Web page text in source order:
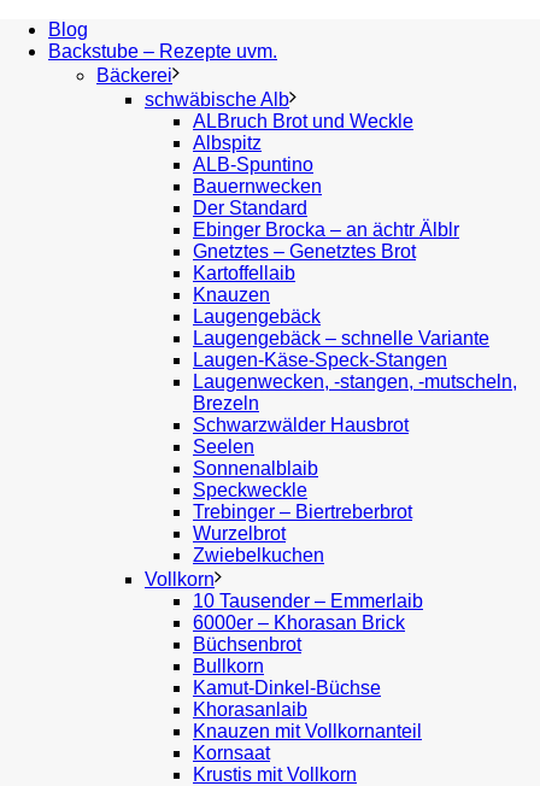
Blog
Backstube – Rezepte uvm.
Bäckerei
schwäbische Alb
ALBruch Brot und Weckle
Albspitz
ALB-Spuntino
Bauernwecken
Der Standard
Ebinger Brocka – an ächtr Älblr
Gnetztes – Genetztes Brot
Kartoffellaib
Knauzen
Laugengebäck
Laugengebäck – schnelle Variante
Laugen-Käse-Speck-Stangen
Laugenwecken, -stangen, -mutscheln,
Brezeln
Schwarzwälder Hausbrot
Seelen
Sonnenalblaib
Speckweckle
Trebinger – Biertreberbrot
Wurzelbrot
Zwiebelkuchen
Vollkorn
10 Tausender – Emmerlaib
6000er – Khorasan Brick
Büchsenbrot
Bullkorn
Kamut-Dinkel-Büchse
Khorasanlaib
Knauzen mit Vollkornanteil
Kornsaat
Krustis mit Vollkorn